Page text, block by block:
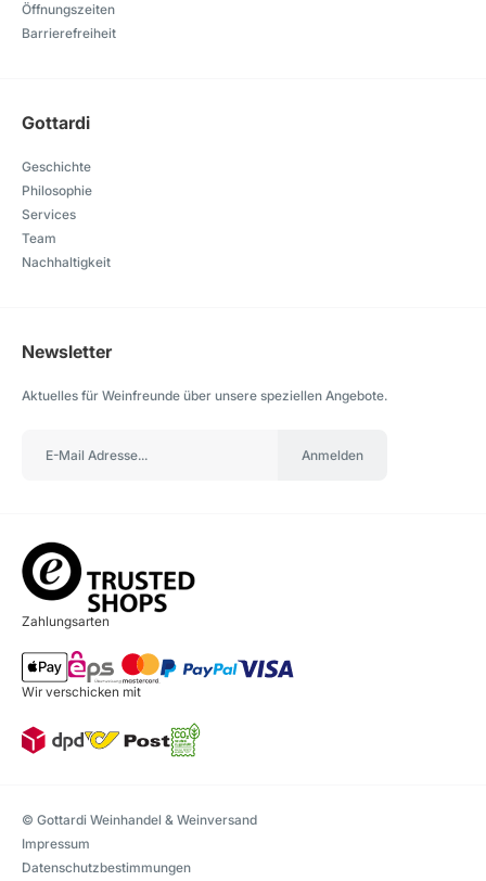
Öffnungszeiten
Barrierefreiheit
Gottardi
Geschichte
Philosophie
Services
Team
Nachhaltigkeit
Newsletter
Aktuelles für Weinfreunde über unsere speziellen Angebote.
Anmelden
Zahlungsarten
Wir verschicken mit
© Gottardi Weinhandel & Weinversand
Impressum
Datenschutzbestimmungen